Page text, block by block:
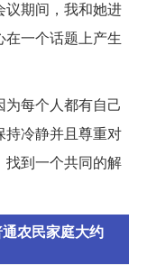
议期间，我和她进
一个话题上产生
每个人都有自己
持冷静并且尊重对
找到一个共同的解
农民家庭大约